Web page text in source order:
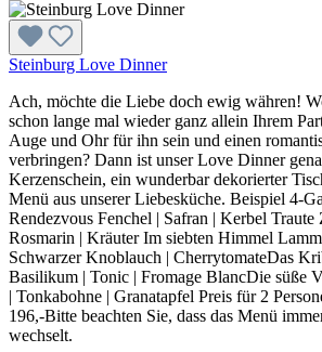
Steinburg Love Dinner
Ach, möchte die Liebe doch ewig währen!
schon lange mal wieder ganz allein Ihrem
Auge und Ohr für ihn sein und einen
verbringen? Dann ist unser Love Dinner
Kerzenschein, ein wunderbar dekorierter
Menü aus unserer Liebesküche. Beispiel 4-
Rendezvous Fenchel | Safran | Kerbel
Rosmarin | Kräuter Im siebten Himmel
Schwarzer Knoblauch | CherrytomateDas
Basilikum | Tonic | Fromage BlancDie süße
| Tonkabohne | Granatapfel Preis für 2
196,-Bitte beachten Sie, dass das Menü
wechselt.